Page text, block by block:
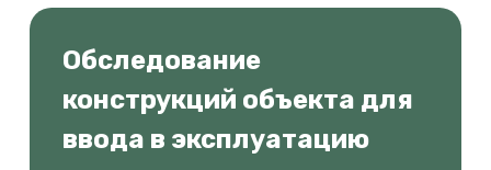
Обследование
конструкций объекта для
ввода в эксплуатацию